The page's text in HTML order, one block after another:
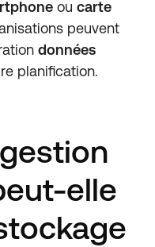
ou carte
peuvent
données
planification.
elle